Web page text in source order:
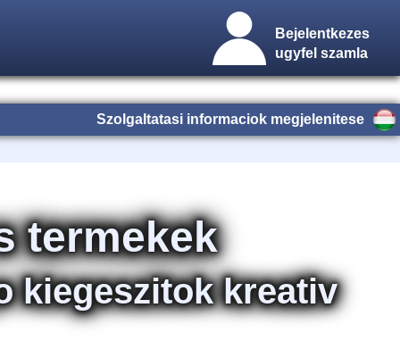
Bejelentkezes
ugyfel szamla
Szolgaltatasi informaciok megjelenitese
termekek
kiegeszitok kreativ